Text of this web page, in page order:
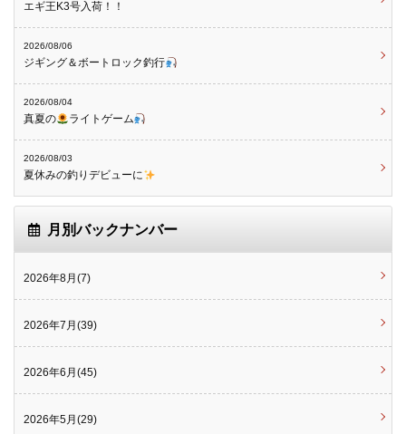
エギ王K3号入荷！！
2026/08/06
ジギング＆ボートロック釣行
2026/08/04
真夏の ライトゲーム
2026/08/03
夏休みの釣りデビューに
月別バックナンバー
2026年8月(7)
2026年7月(39)
2026年6月(45)
2026年5月(29)